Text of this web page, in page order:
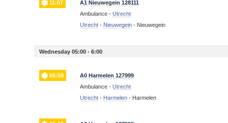
11:07
A1 Nieuwegein 128111
Ambulance -Utrecht
Utrecht - Nieuwegein - Nieuwegein
Wednesday 05:00 - 6:00
05:58
A0 Harmelen 127999
Ambulance -Utrecht
Utrecht - Harmelen - Harmelen